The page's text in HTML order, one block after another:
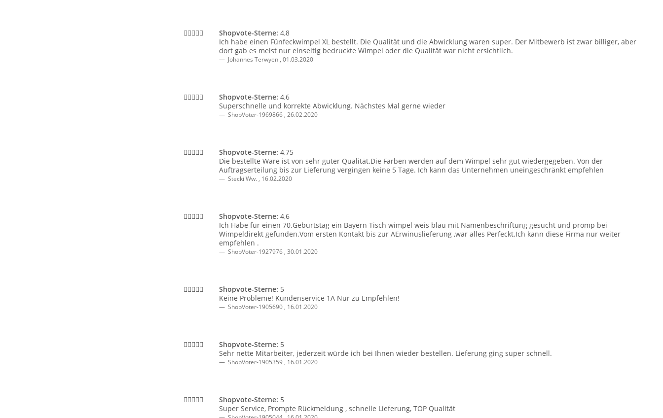
Shopvote-Sterne: 4,8
Ich habe einen Fünfeckwimpel XL bestellt. Die Qualität und die Abwicklung waren super. Der Mitbewerb ist zwar billiger, aber
dort gab es meist nur einseitig bedruckte Wimpel oder die Qualität war nicht ersichtlich.
Johannes Terwyen , 01.03.2020
Shopvote-Sterne: 4,6
Superschnelle und korrekte Abwicklung. Nächstes Mal gerne wieder
ShopVoter-1969866 , 26.02.2020
Shopvote-Sterne: 4,75
Die bestellte Ware ist von sehr guter Qualität.Die Farben werden auf dem Wimpel sehr gut wiedergegeben. Von der
Auftragserteilung bis zur Lieferung vergingen keine 5 Tage. Ich kann das Unternehmen uneingeschränkt empfehlen
Stecki Ww. , 16.02.2020
Shopvote-Sterne: 4,6
Ich Habe für einen 70.Geburtstag ein Bayern Tisch wimpel weis blau mit Namenbeschriftung gesucht und promp bei
Wimpeldirekt gefunden.Vom ersten Kontakt bis zur AErwinuslieferung ,war alles Perfeckt.Ich kann diese Firma nur weiter
empfehlen .
ShopVoter-1927976 , 30.01.2020
Shopvote-Sterne: 5
Keine Probleme! Kundenservice 1A Nur zu Empfehlen!
ShopVoter-1905690 , 16.01.2020
Shopvote-Sterne: 5
Sehr nette Mitarbeiter, jederzeit würde ich bei Ihnen wieder bestellen. Lieferung ging super schnell.
ShopVoter-1905359 , 16.01.2020
Shopvote-Sterne: 5
Super Service, Prompte Rückmeldung , schnelle Lieferung, TOP Qualität